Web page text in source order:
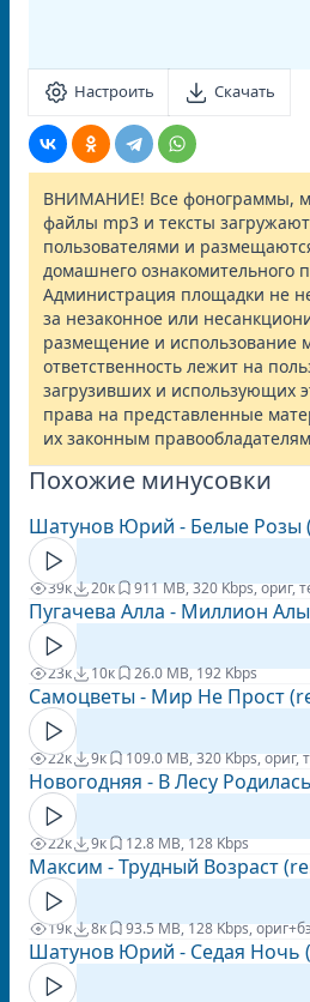
Настроить Скачать
ВНИМАНИЕ! Все фонограммы,
файлы mp3 и тексты
пользователями и
домашнего ознакомительного
Администрация площадки не
за незаконное или
размещение и использование
ответственность лежит на
загрузивших и использующих
права на представленные
их законным
Похожие минусовки
Шатунов Юрий - Белые Розы
39к 20к 911 MB, 320 Kbps, ориг,
Пугачева Алла - Миллион
23к 10к 26.0 MB, 192 Kbps
Самоцветы - Мир Не Прост
22к 9к 109.0 MB, 320 Kbps, ориг,
Новогодняя - В Лесу
22к 9к 12.8 MB, 128 Kbps
Максим - Трудный Возраст
19к 8к 93.5 MB, 128 Kbps,
Шатунов Юрий - Седая Ночь